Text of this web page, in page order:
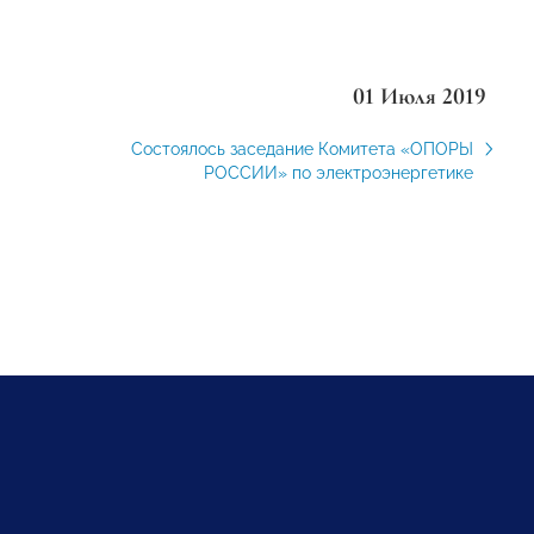
01 Июля 2019
Состоялось заседание Комитета «ОПОРЫ
РОССИИ» по электроэнергетике